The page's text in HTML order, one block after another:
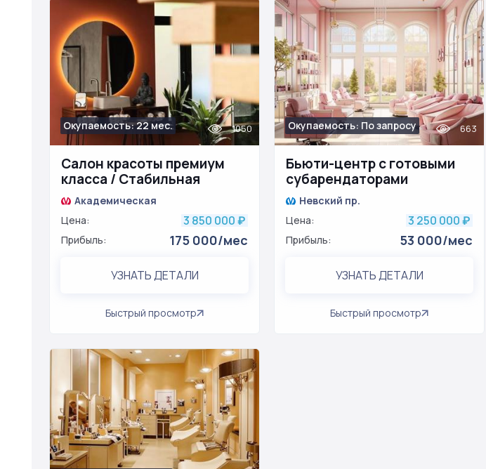
Салон красоты премиум
класса / Стабильная
прибыль
Окупаемость: 22 мес. 1050
Академическая
Цена:
3 850 000 ₽
Прибыль: 175 000/мес
УЗНАТЬ ДЕТАЛИ
Быстрый просмотр
Бьюти-центр с готовыми
субарендаторами
Окупаемость: По запросу 663
Невский пр.
Цена:
3 250 000 ₽
Прибыль: 53 000/мес
УЗНАТЬ ДЕТАЛИ
Быстрый просмотр